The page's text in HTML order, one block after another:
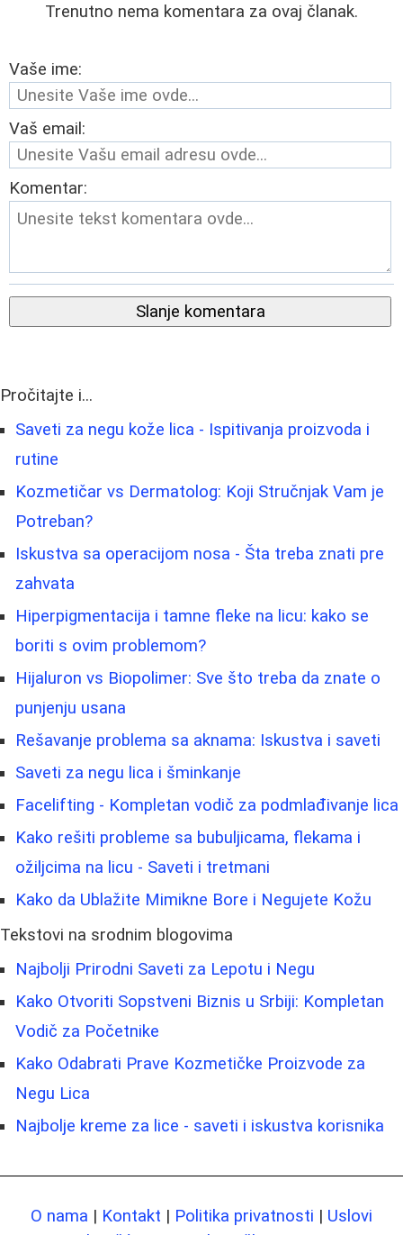
Trenutno nema komentara za ovaj članak.
Vaše ime:
Vaš email:
Komentar:
Slanje komentara
Pročitajte i...
Saveti za negu kože lica - Ispitivanja proizvoda i
rutine
Kozmetičar vs Dermatolog: Koji Stručnjak Vam je
Potreban?
Iskustva sa operacijom nosa - Šta treba znati pre
zahvata
Hiperpigmentacija i tamne fleke na licu: kako se
boriti s ovim problemom?
Hijaluron vs Biopolimer: Sve što treba da znate o
punjenju usana
Rešavanje problema sa aknama: Iskustva i saveti
Saveti za negu lica i šminkanje
Facelifting - Kompletan vodič za podmlađivanje lica
Kako rešiti probleme sa bubuljicama, flekama i
ožiljcima na licu - Saveti i tretmani
Kako da Ublažite Mimikne Bore i Negujete Kožu
Tekstovi na srodnim blogovima
Najbolji Prirodni Saveti za Lepotu i Negu
Kako Otvoriti Sopstveni Biznis u Srbiji: Kompletan
Vodič za Početnike
Kako Odabrati Prave Kozmetičke Proizvode za
Negu Lica
Najbolje kreme za lice - saveti i iskustva korisnika
O nama | Kontakt | Politika privatnosti | Uslovi